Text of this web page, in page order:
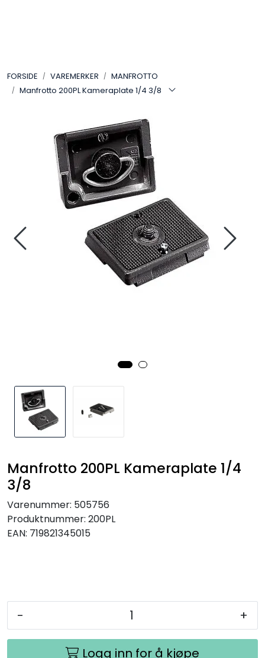
FORSIDE VAREMERKER
MANFROTTO
Manfrotto 200PL Kameraplate 1/4 3/8
Manfrotto 200PL Kameraplate 1/4
3/8
Varenummer: 505756
Produktnummer: 200PL
EAN: 719821345015
- +
Logg inn for å kjøpe
LYD
TILBEHØR
VAREMERKER
BRUKT